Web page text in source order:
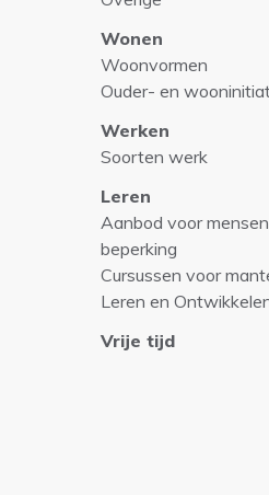
Wonen
Woonvormen
Ouder- en
Werken
Soorten werk
Leren
Aanbod voor
beperking
Cursussen voor
Leren en
Vrije tijd